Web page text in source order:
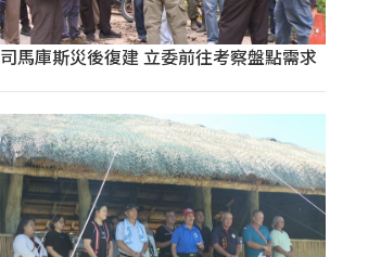
司馬庫斯災後復建 立委前往考察盤點需求